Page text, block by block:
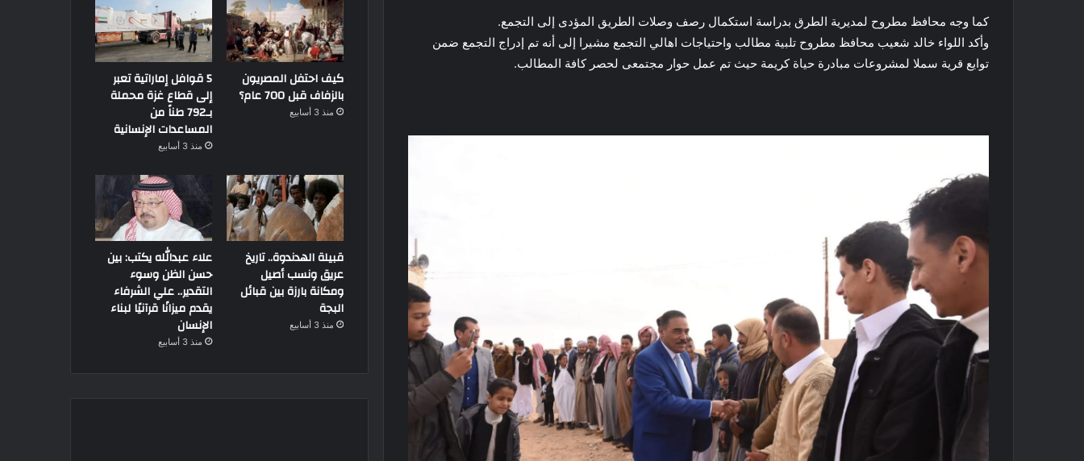
كما وجه محافظ مطروح لمديرية الطرق بدراسة استكمال رصف وصلات الطريق المؤدى إلى التجمع.
وأكد اللواء خالد شعيب محافظ مطروح تلبية مطالب واحتياجات اهالي التجمع مشيرا إلى أنه تم إدراج التجمع ضمن
توايع قرية سملا لمشروعات مبادرة حياة كريمة حيث تم عمل حوار مجتمعى لحصر كافة المطالب.
كيف احتفل المصريون
بالزفاف قبل 700 عام؟
منذ 3 أسابيع
5 قوافل إماراتية تعبر
إلى قطاع غزة محملة
بـ792 طناً من
المساعدات الإنسانية
منذ 3 أسابيع
قبيلة الهدندوة.. تاريخ
عريق ونسب أصيل
ومكانة بارزة بين قبائل
البجة
منذ 3 أسابيع
علاء عبدالله يكتب: بين
حسن الظن وسوء
التقدير.. علي الشرفاء
يقدم ميزانًا قرآنيًا لبناء
الإنسان
منذ 3 أسابيع